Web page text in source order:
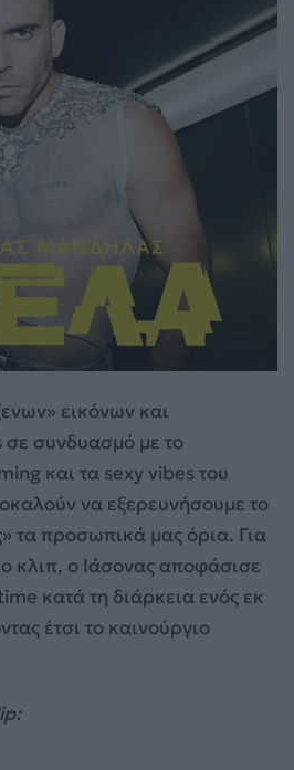
εικόνων και
συνδυασμό με το
και τα sexy vibes του
να εξερευνήσουμε το
τα προσωπικά μας όρια. Για
κλιπ, ο Ιάσονας αποφάσισε
κατά τη διάρκεια ενός εκ
έτσι το καινούργιο